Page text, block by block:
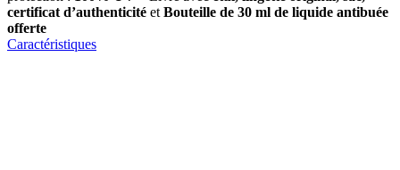
certificat d’authenticité et Bouteille de 30 ml de liquide antibuée
offerte
Caractéristiques